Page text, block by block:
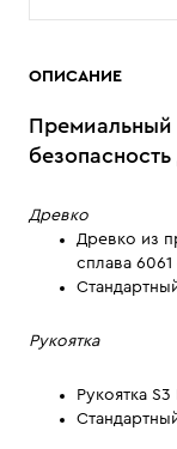
ОПИСАНИЕ
Премиальный
Древко
Древко из
сплава
Рукоятка
Рукоятка